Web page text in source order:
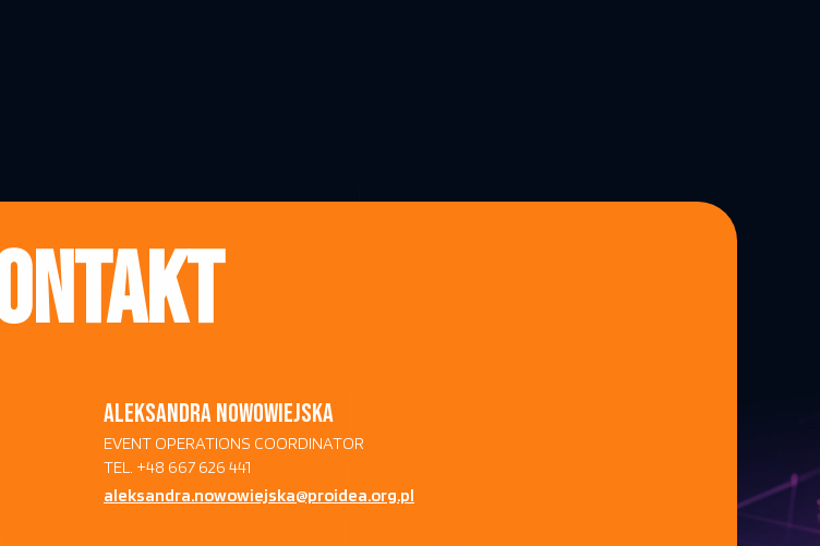
ALEKSANDRA NOWOWIEJSKA
EVENT OPERATIONS COORDINATOR
TEL. +48 667 626 441
aleksandra.nowowiejska@proidea.org.pl